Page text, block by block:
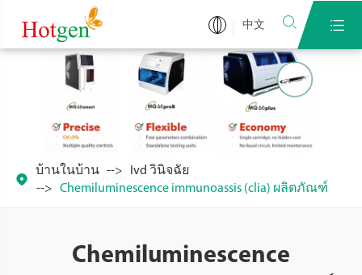
中文  

บ้านในบ้าน
Ivd วินิจฉัย
Chemiluminescence immunoassis (clia) ผลิตภัณฑ์
Chemiluminescence